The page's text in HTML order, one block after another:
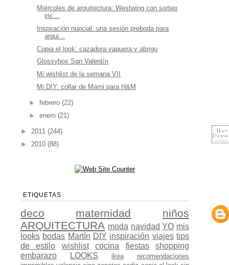
Miércoles de arquitectura: Westwing con sorteo
inc...
Inspiración nupcial: una sesión preboda para
arqui...
Copia el look: cazadora vaquera y abrigo
Glossybox San Valentín
Mi wishlist de la semana VII
Mi DIY: collar de Marni para H&M
► febrero (22)
► enero (21)
► 2011 (244)
► 2010 (88)
ETIQUETAS
deco maternidad
niños
ARQUITECTURA moda navidad YO mis
looks bodas Martín DIY inspiración viajes tips
de estilo
wishlist cocina fiestas
shopping
embarazo
LOOKS ikea
recomendaciones